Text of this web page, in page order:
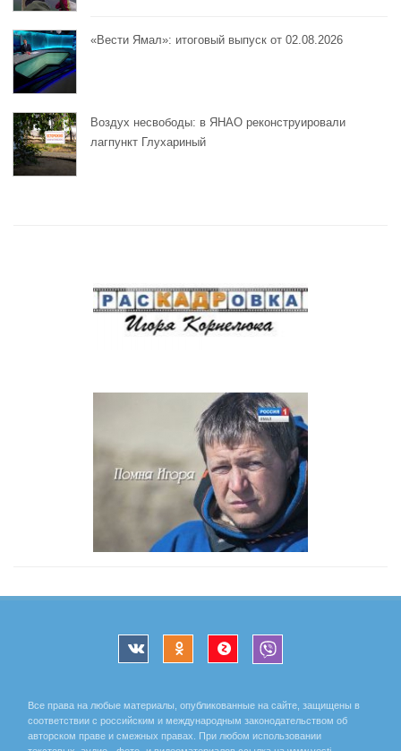
«Вести Ямал»: итоговый выпуск от 02.08.2026
Воздух несвободы: в ЯНАО реконструировали
лагпункт Глухариный
Все права на любые материалы, опубликованные на сайте, защищены в
соответствии с российским и международным законодательством об
авторском праве и смежных правах. При любом использовании